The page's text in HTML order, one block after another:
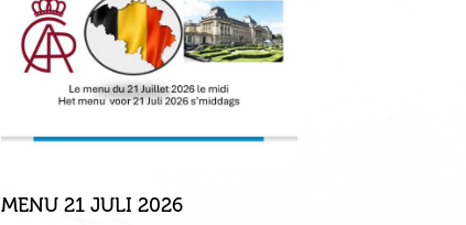
MENU 21 JULI 2026